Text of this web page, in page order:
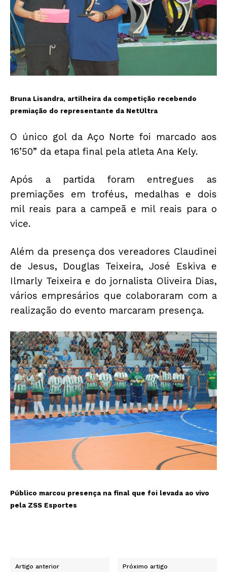
Bruna Lisandra, artilheira da competição recebendo
premiação do representante da NetUltra
O único gol da Aço Norte foi marcado aos
16’50” da etapa final pela atleta Ana Kely.
Após a partida foram entregues as
premiações em troféus, medalhas e dois
mil reais para a campeã e mil reais para o
vice.
Além da presença dos vereadores Claudinei
de Jesus, Douglas Teixeira, José Eskiva e
Ilmarly Teixeira e do jornalista Oliveira Dias,
vários empresários que colaboraram com a
realização do evento marcaram presença.
Público marcou presença na final que foi levada ao vivo
pela ZSS Esportes
Artigo anterior Próximo artigo